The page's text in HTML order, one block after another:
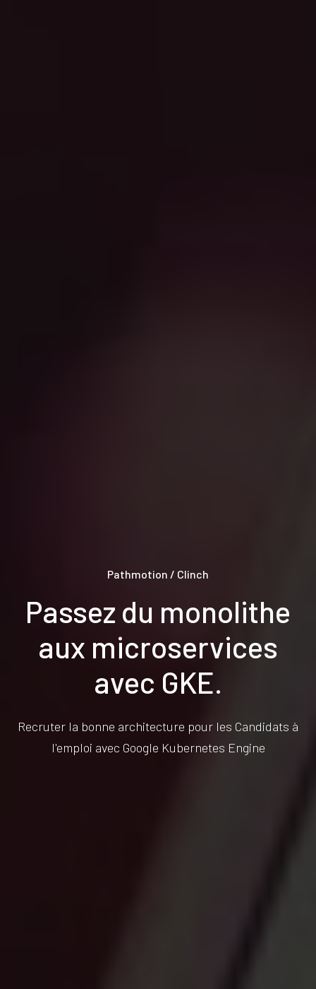
Pathmotion / Clinch
Passez du monolithe
aux microservices
avec GKE.
Recruter la bonne architecture pour les Candidats à
l'emploi avec Google Kubernetes Engine